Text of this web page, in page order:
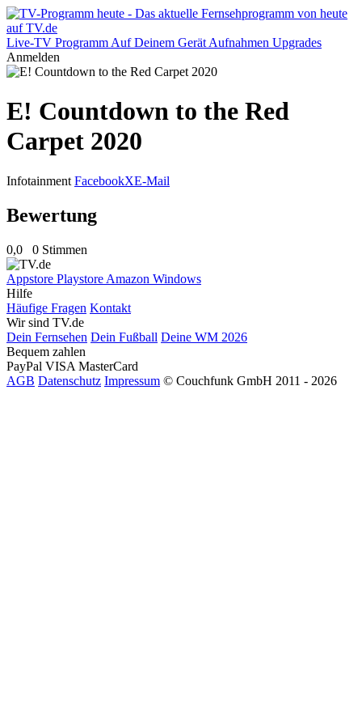
Live-TV Programm Auf Deinem Gerät Aufnahmen Upgrades
Anmelden
E! Countdown to the Red
Carpet 2020
Infotainment FacebookXE-Mail
Bewertung
0,0 0 Stimmen
Appstore Playstore Amazon Windows
Hilfe
Häufige Fragen Kontakt
Wir sind TV.de
Dein Fernsehen Dein Fußball Deine WM 2026
Bequem zahlen
PayPal VISA MasterCard
AGB Datenschutz Impressum © Couchfunk GmbH 2011 - 2026